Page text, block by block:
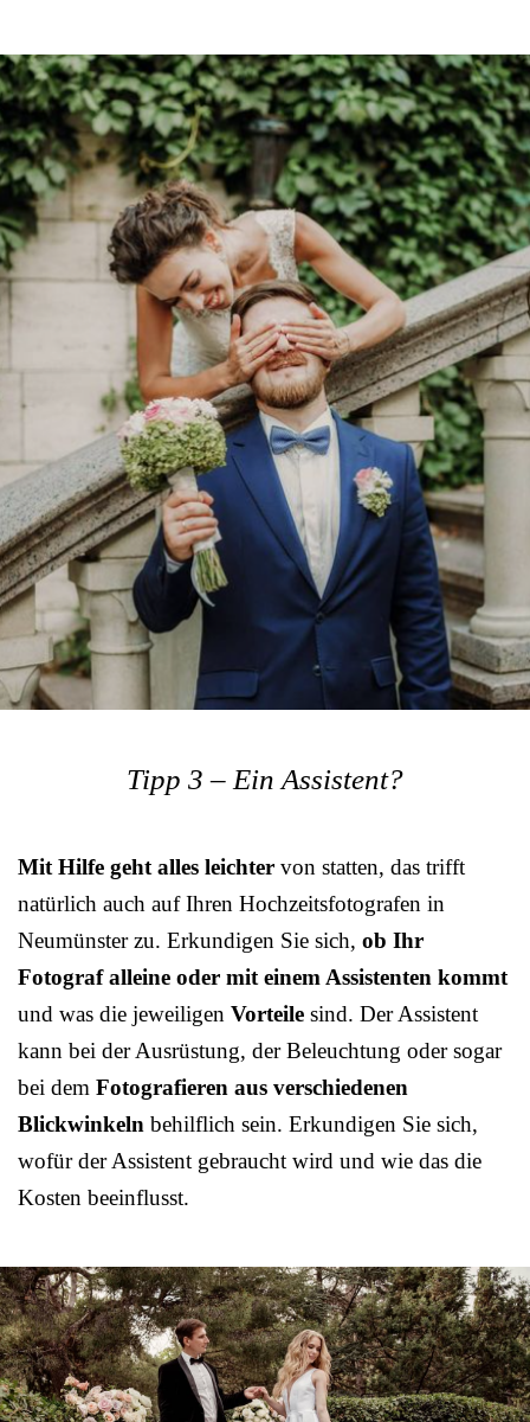
Tipp 3 – Ein Assistent?
Mit Hilfe geht alles leichter von statten, das trifft
natürlich auch auf Ihren Hochzeitsfotografen in
Neumünster zu. Erkundigen Sie sich, ob Ihr
Fotograf alleine oder mit einem Assistenten kommt
und was die jeweiligen Vorteile sind. Der Assistent
kann bei der Ausrüstung, der Beleuchtung oder sogar
bei dem Fotografieren aus verschiedenen
Blickwinkeln behilflich sein. Erkundigen Sie sich,
wofür der Assistent gebraucht wird und wie das die
Kosten beeinflusst.